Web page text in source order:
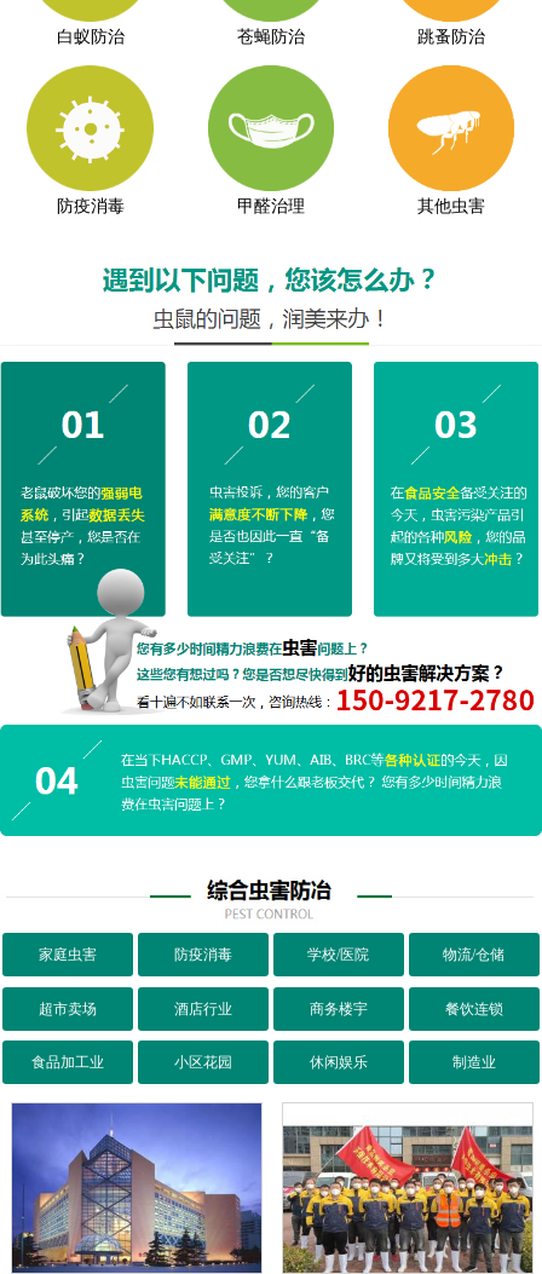
白蚁防治 苍蝇防治 跳蚤防治
防疫消毒 甲醛治理 其他虫害
家庭虫害 防疫消毒 学校/医院 物流/仓储
超市卖场 酒店行业 商务楼宇 餐饮连锁
食品加工业 小区花园 休闲娱乐 制造业